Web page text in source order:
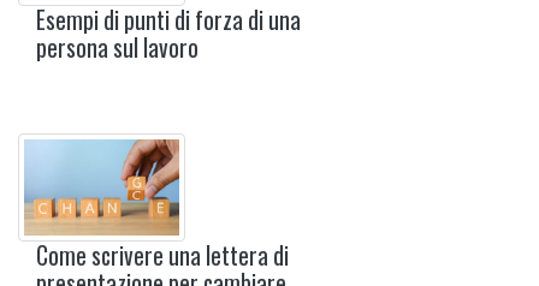
Esempi di punti di forza di una
persona sul lavoro
Come scrivere una lettera di